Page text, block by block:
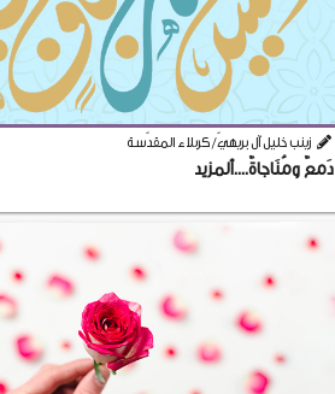
زينب خليل آل بريهيّ/ كربلاء المقدّسة
دَمعٌ ومُنَاجاةٌ....ألمزيد